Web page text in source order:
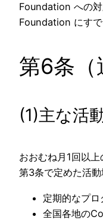
Foundation への
Foundation にすで
第6条（
(1)主な活
おおむね月1回以
第3条で定めた活動
定期的なプ
全国各地の